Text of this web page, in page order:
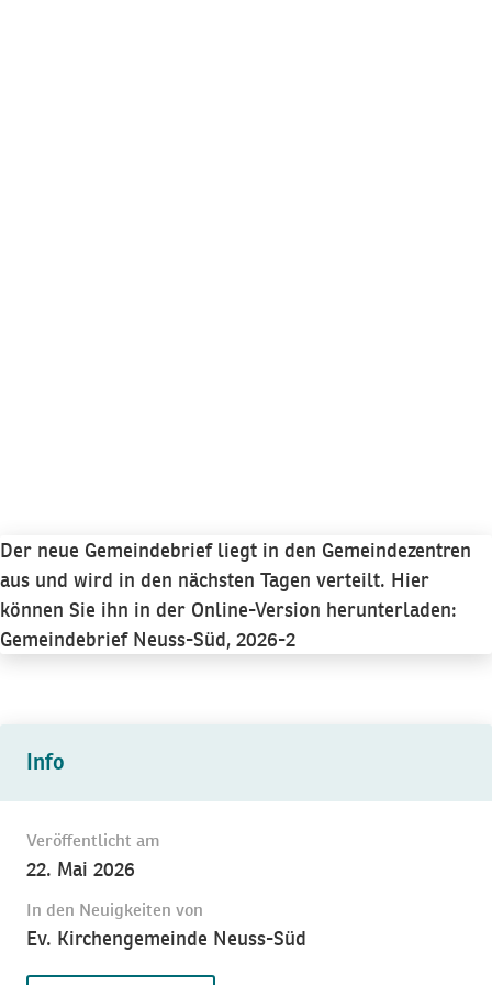
Der neue Gemeindebrief liegt in den Gemeindezentren
aus und wird in den nächsten Tagen verteilt. Hier
können Sie ihn in der Online-Version herunterladen:
Gemeindebrief Neuss-Süd, 2026-2
Info
Veröffentlicht am
22. Mai 2026
In den Neuigkeiten von
Ev. Kirchengemeinde Neuss-Süd